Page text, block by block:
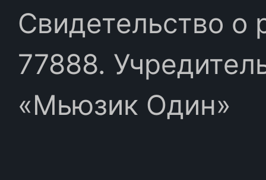
Свидетельство
77888.
«Мьюзик Один»